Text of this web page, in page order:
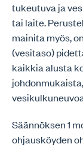
tukeutuva ja
tai laite.
mainita myös,
(vesitaso)
kaikkia alusta
Säännöksen 1
ohjausköyden